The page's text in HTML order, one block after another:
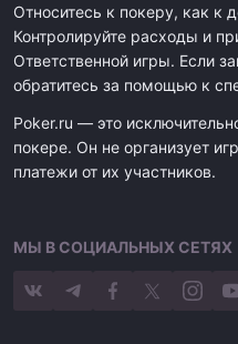
Относитесь к покеру, как к
Контролируйте расходы и
Ответственной игры. Если
обратитесь за помощью к
Poker.ru — это
покере. Он не организует
платежи от их участников.
МЫ В СОЦИАЛЬНЫХ СЕТЯХ